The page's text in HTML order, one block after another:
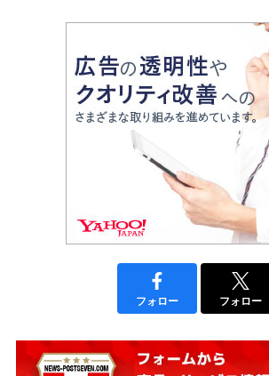
フォロー フォロー